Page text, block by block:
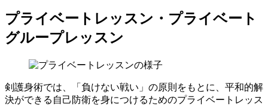
プライベートレッスン・プライベート
グループレッスン
剣護身術では、「負けない戦い」の原則をもとに、平和的解
決ができる自己防衛を身につけるためのプライベートレッス